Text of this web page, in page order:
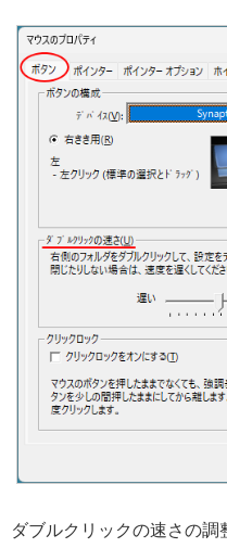
ダブルクリックの速さの